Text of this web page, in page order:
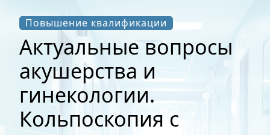
Повышение квалификации
Актуальные вопросы
акушерства и
гинекологии.
Кольпоскопия с